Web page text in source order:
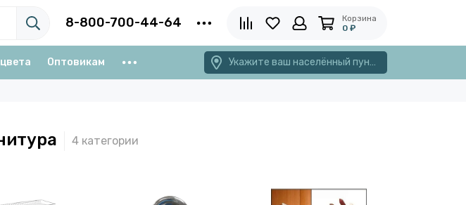
8-800-700-44-64
Корзина
0 ₽
Оптовикам Укажите ваш населённый пункт